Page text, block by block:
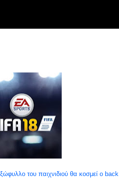
του παιχνιδιού θα κοσμεί ο back